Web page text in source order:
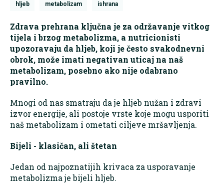
hljeb metabolizam ishrana
Zdrava prehrana ključna je za održavanje vitkog
tijela i brzog metabolizma, a nutricionisti
upozoravaju da hljeb, koji je često svakodnevni
obrok, može imati negativan uticaj na naš
metabolizam, posebno ako nije odabrano
pravilno.
Mnogi od nas smatraju da je hljeb nužan i zdravi
izvor energije, ali postoje vrste koje mogu usporiti
naš metabolizam i ometati ciljeve mršavljenja.
Bijeli - klasičan, ali štetan
Jedan od najpoznatijih krivaca za usporavanje
metabolizma je bijeli hljeb.